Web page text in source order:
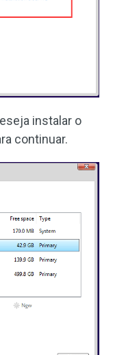
instalar o
continuar.